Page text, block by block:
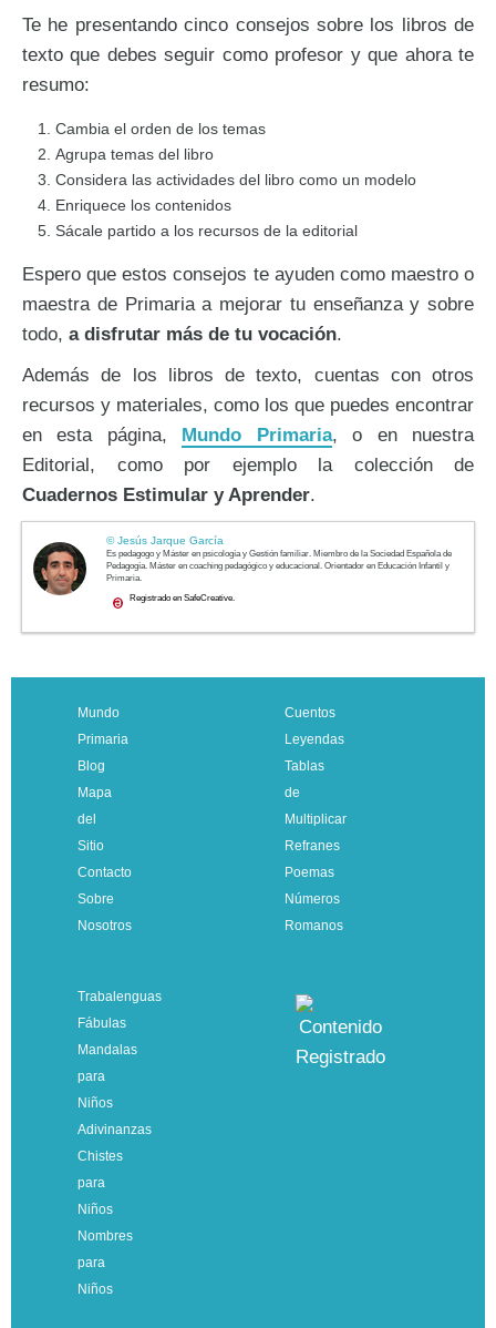
Te he presentando cinco consejos sobre los libros de
texto que debes seguir como profesor y que ahora te
resumo:
Cambia el orden de los temas
Agrupa temas del libro
Considera las actividades del libro como un modelo
Enriquece los contenidos
Sácale partido a los recursos de la editorial
Espero que estos consejos te ayuden como maestro o
maestra de Primaria a mejorar tu enseñanza y sobre
todo, a disfrutar más de tu vocación.
Además de los libros de texto, cuentas con otros
recursos y materiales, como los que puedes encontrar
en esta página, Mundo Primaria, o en nuestra
Editorial, como por ejemplo la colección de
Cuadernos Estimular y Aprender.
Mundo
Primaria
Blog
Mapa
del
Sitio
Contacto
Sobre
Nosotros
Cuentos
Leyendas
Tablas
de
Multiplicar
Refranes
Poemas
Números
Romanos
Trabalenguas
Fábulas
Mandalas
para
Niños
Adivinanzas
Chistes
para
Niños
Nombres
para
Niños